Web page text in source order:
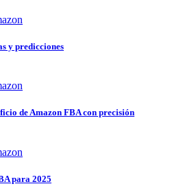
y predicciones
de Amazon FBA con precisión
para 2025